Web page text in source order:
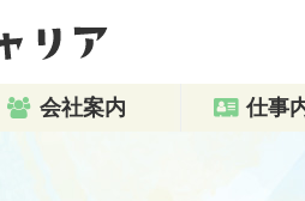
ア
ジ 会社案内 仕事